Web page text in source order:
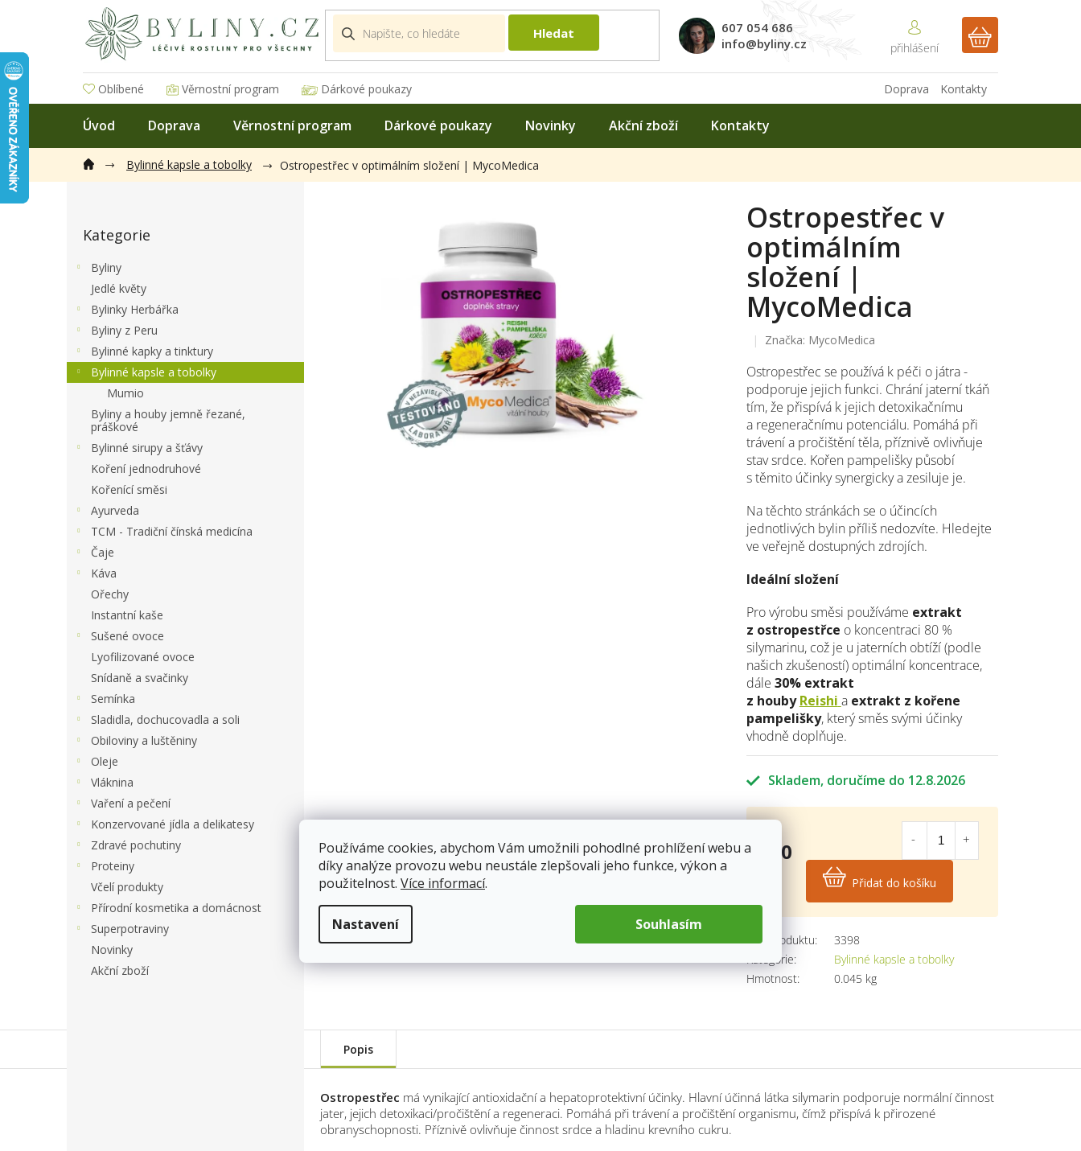
Používáme cookies, abychom Vám umožnili pohodlné prohlížení webu a
díky analýze provozu webu neustále zlepšovali jeho funkce, výkon a
použitelnost. Více informací.
Nastavení Souhlasím
Hledat
607 054 686
info@byliny.cz
NÁKUPNÍ
Oblíbené Věrnostní program Dárkové poukazy Kontakty
Doprava
Úvod Doprava Věrnostní program Dárkové poukazy Novinky Akční zboží Kontakty
Bylinné kapsle a tobolky Ostropestřec v optimálním složení | MycoMedica
a
n
kategorie
Kategorie
Byliny
Jedlé květy
Bylinky Herbářka
Byliny z Peru
Bylinné kapky a tinktury
Bylinné kapsle a tobolky
Mumio
Byliny a houby jemně řezané,
práškové
Bylinné sirupy a šťávy
Koření jednodruhové
Kořenící směsi
Ayurveda
TCM - Tradiční čínská medicína
Čaje
Káva
Ořechy
Instantní kaše
Sušené ovoce
Lyofilizované ovoce
Snídaně a svačinky
Semínka
Sladidla, dochucovadla a soli
Obiloviny a luštěniny
Oleje
Vláknina
Vaření a pečení
Konzervované jídla a delikatesy
Zdravé pochutiny
Proteiny
Včelí produkty
Přírodní kosmetika a domácnost
Superpotraviny
Novinky
Akční zboží
Skladem 12.8.2026
Ostropestřec se používá k péči o játra -
podporuje jejich funkci. Chrání jaterní tkáň
tím, že přispívá k jejich detoxikačnímu
a regeneračnímu potenciálu. Pomáhá při
trávení a pročištění těla, příznivě ovlivňuje
stav srdce. Kořen pampelišky působí
s těmito účinky synergicky a zesiluje je.
Na těchto stránkách se o účincích
jednotlivých bylin příliš nedozvíte. Hledejte
ve veřejně dostupných zdrojích.
Ideální složení
Pro výrobu směsi používáme extrakt
z ostropestřce o koncentraci 80 %
silymarinu, což je u jaterních obtíží (podle
našich zkušeností) optimální koncentrace,
dále 30% extrakt
z houby Reishi a extrakt z kořene
pampelišky, který směs svými účinky
vhodně doplňuje.
Ostropestřec v
optimálním
složení |
MycoMedica
Značka: MycoMedica
Kód produktu:
3398
Kategorie:
Bylinné kapsle a tobolky
Hmotnost: 0.045 kg
390
cena:
Přidat do košíku
Popis
Ostropestřec má vynikající antioxidační a hepatoprotektivní účinky. Hlavní účinná látka silymarin podporuje normální činnost
jater, jejich detoxikaci/pročištění a regeneraci. Pomáhá při trávení a pročištění organismu, čímž přispívá k přirozené
obranyschopnosti. Příznivě ovlivňuje činnost srdce a hladinu krevního cukru.